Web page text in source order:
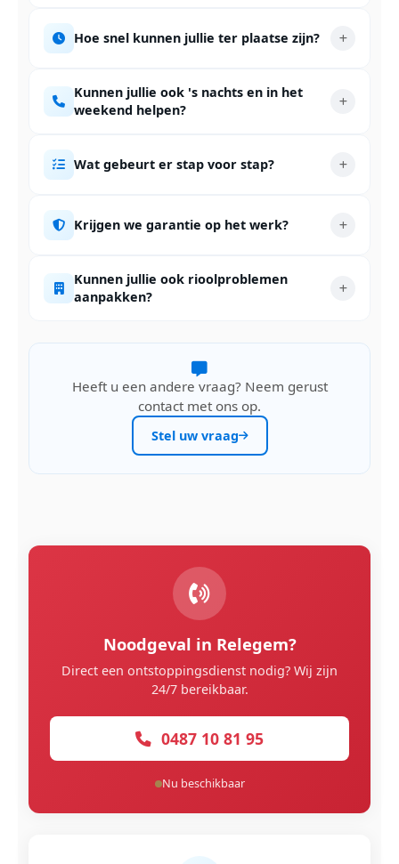
Hoe snel kunnen jullie ter plaatse zijn?
Kunnen jullie ook 's nachts en in het
weekend helpen?
Wat gebeurt er stap voor stap?
Krijgen we garantie op het werk?
Kunnen jullie ook rioolproblemen
aanpakken?
Heeft u een andere vraag? Neem gerust
contact met ons op.
Stel uw vraag
Noodgeval in Relegem?
Direct een ontstoppingsdienst nodig? Wij zijn
24/7 bereikbaar.
0487 10 81 95
Nu beschikbaar